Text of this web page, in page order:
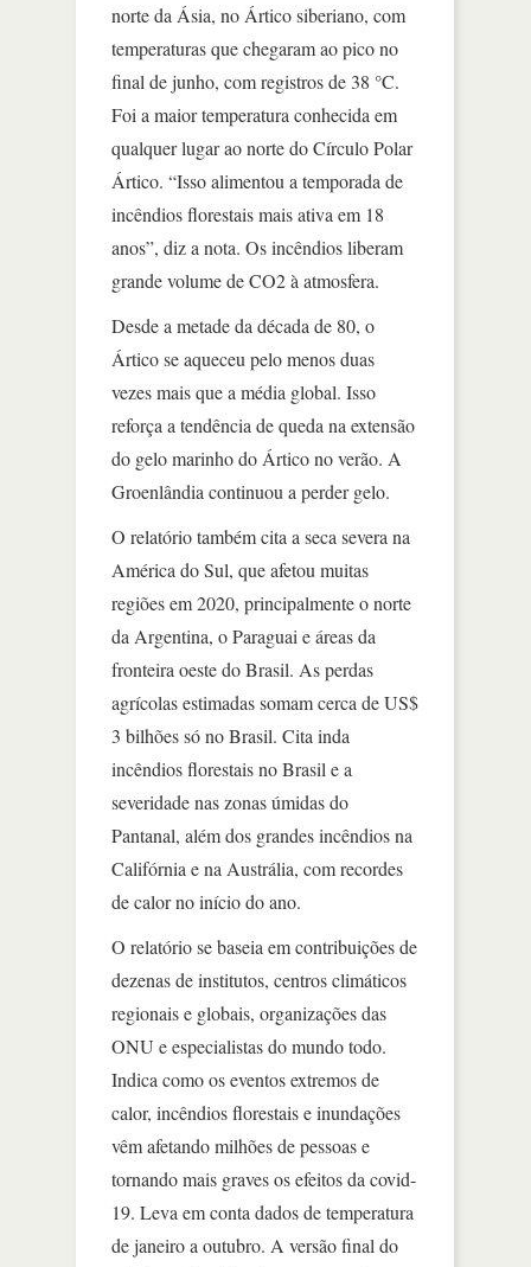
norte da Ásia, no Ártico siberiano, com
temperaturas que chegaram ao pico no
final de junho, com registros de 38 °C.
Foi a maior temperatura conhecida em
qualquer lugar ao norte do Círculo Polar
Ártico. “Isso alimentou a temporada de
incêndios florestais mais ativa em 18
anos”, diz a nota. Os incêndios liberam
grande volume de CO2 à atmosfera.
Desde a metade da década de 80, o
Ártico se aqueceu pelo menos duas
vezes mais que a média global. Isso
reforça a tendência de queda na extensão
do gelo marinho do Ártico no verão. A
Groenlândia continuou a perder gelo.
O relatório também cita a seca severa na
América do Sul, que afetou muitas
regiões em 2020, principalmente o norte
da Argentina, o Paraguai e áreas da
fronteira oeste do Brasil. As perdas
agrícolas estimadas somam cerca de US$
3 bilhões só no Brasil. Cita inda
incêndios florestais no Brasil e a
severidade nas zonas úmidas do
Pantanal, além dos grandes incêndios na
Califórnia e na Austrália, com recordes
de calor no início do ano.
O relatório se baseia em contribuições de
dezenas de institutos, centros climáticos
regionais e globais, organizações das
ONU e especialistas do mundo todo.
Indica como os eventos extremos de
calor, incêndios florestais e inundações
vêm afetando milhões de pessoas e
tornando mais graves os efeitos da covid-
19. Leva em conta dados de temperatura
de janeiro a outubro. A versão final do